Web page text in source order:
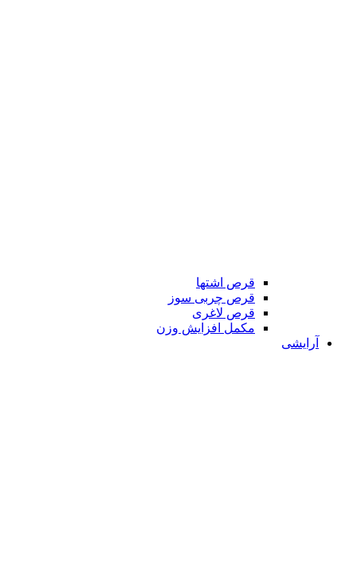
قرص اشتها
قرص چربی سوز
قرص لاغری
مکمل افزایش وزن
آرایشی